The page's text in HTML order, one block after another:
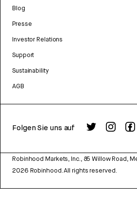
Blog
Presse
Investor Relations
Support
Sustainability
AGB
Folgen Sie uns auf
Robinhood Markets, Inc., 85 Willow Road,
2026 Robinhood. All rights reserved.